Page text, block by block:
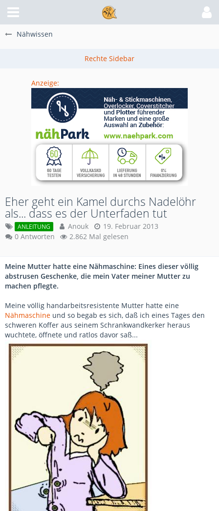
Nähwissen
Anzeige:
Eher geht ein Kamel durchs Nadelöhr
als... dass es der Unterfaden tut
ANLEITUNG Anouk
19. Februar 2013
0 Antworten
2.862 Mal gelesen
Meine Mutter hatte eine Nähmaschine: Eines dieser völlig
abstrusen Geschenke, die mein Vater meiner Mutter zu
machen pflegte.
Meine völlig handarbeitsresistente Mutter hatte eine
Nähmaschine und so begab es sich, daß ich eines Tages den
schweren Koffer aus seinem Schrankwandkerker heraus
wuchtete, öffnete und ratlos davor saß...